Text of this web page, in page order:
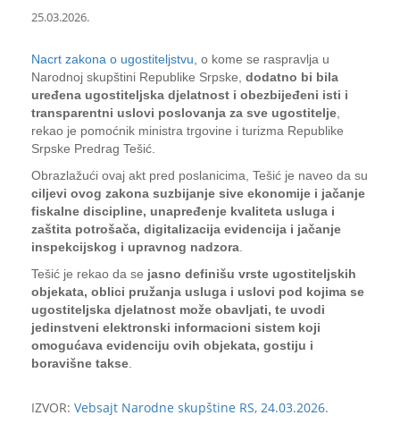
25.03.2026.
Nacrt zakona o ugostiteljstvu , o kome se raspravlja u
Narodnoj skupštini Republike Srpske, dodatno bi bila
uređena ugostiteljska djelatnost i obezbijeđeni isti i
transparentni uslovi poslovanja za sve ugostitelje
rekao je pomoćnik ministra trgovine i turizma Republike
Srpske Predrag Tešić.
Obrazlažući ovaj akt pred poslanicima, Tešić je naveo da su
ciljevi ovog zakona suzbijanje sive ekonomije i jačanje
fiskalne discipline, unapređenje kvaliteta usluga i
zaštita potrošača, digitalizacija evidencija i jačanje
inspekcijskog i upravnog nadzora
Tešić je rekao da se jasno definišu vrste ugostiteljskih
objekata, oblici pružanja usluga i uslovi pod kojima se
ugostiteljska djelatnost može obavljati, te uvodi
jedinstveni elektronski informacioni sistem koji
omogućava evidenciju ovih objekata, gostiju i
boravišne takse
IZVOR: Vebsajt Narodne skupštine RS, 24.03.2026.